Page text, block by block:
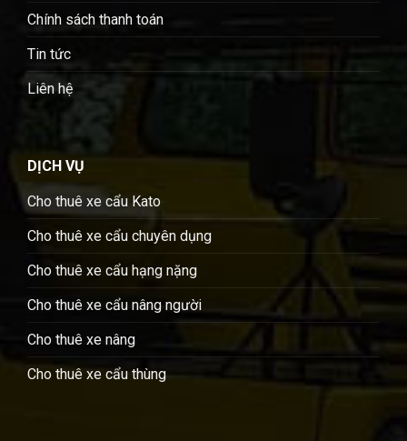
Chính sách thanh toán
Tin tức
Liên hệ
DỊCH VỤ
Cho thuê xe cẩu Kato
Cho thuê xe cẩu chuyên dụng
Cho thuê xe cẩu hạng nặng
Cho thuê xe cẩu nâng người
Cho thuê xe nâng
Cho thuê xe cẩu thùng